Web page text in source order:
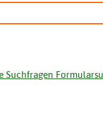
Suchfragen